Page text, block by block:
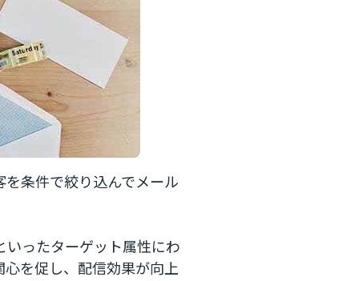
条件で絞り込んでメール
ったターゲット属性にわ
を促し、配信効果が向上